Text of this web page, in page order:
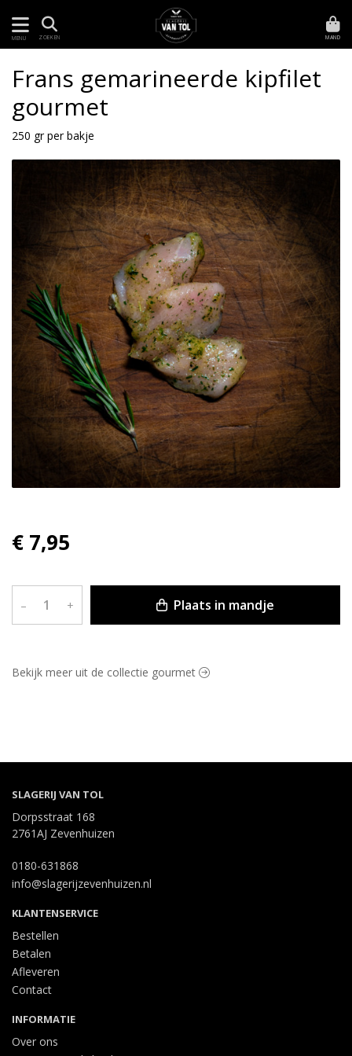
MENU ZOEKEN MAND
Frans gemarineerde kipfilet
gourmet
250 gr per bakje
€ 7,95
– + Plaats in mandje
Bekijk meer uit de collectie gourmet
SLAGERIJ VAN TOL
Dorpsstraat 168
2761AJ Zevenhuizen
0180-631868
info@slagerijzevenhuizen.nl
KLANTENSERVICE
Bestellen
Betalen
Afleveren
Contact
INFORMATIE
Over ons